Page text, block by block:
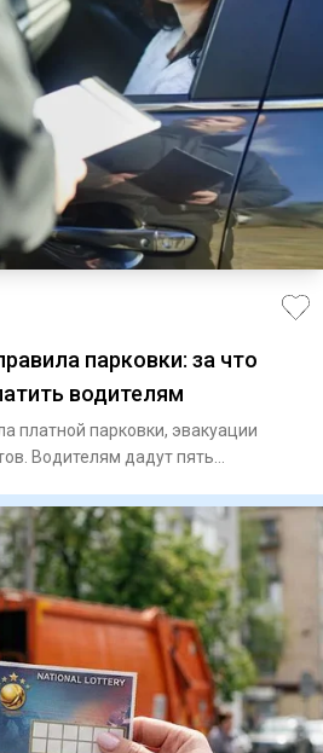
парковки: за что
водителям
платной парковки, эвакуации
Водителям дадут пять